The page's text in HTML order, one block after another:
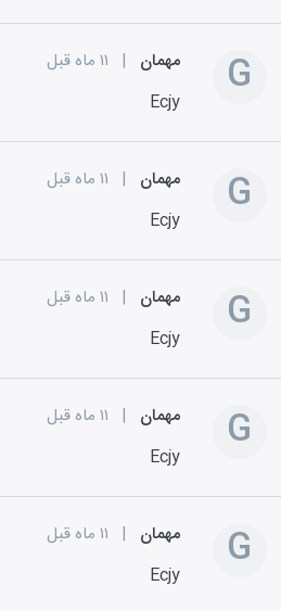
G مهمان | ۱۱ ماه قبل
Ecjy
G مهمان | ۱۱ ماه قبل
Ecjy
G مهمان | ۱۱ ماه قبل
Ecjy
G مهمان | ۱۱ ماه قبل
Ecjy
G مهمان | ۱۱ ماه قبل
Ecjy